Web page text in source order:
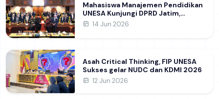
Mahasiswa Manajemen Pendidikan
UNESA Kunjungi DPRD Jatim,
Perdalam Pemahaman Kebijakan
14 Jun 2026
Asah Critical Thinking, FIP UNESA
Sukses gelar NUDC dan KDMI 2026
12 Jun 2026